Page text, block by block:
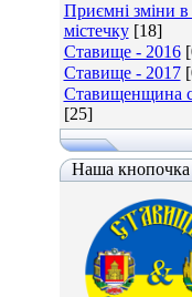
Приємні зміни
містечку [18]
Ставище - 2016
Ставище - 2017
Ставищенщина
[25]
Наша кнопочка